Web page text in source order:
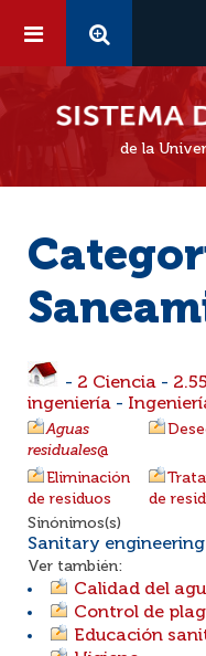
de la
- 2 Ciencia -
ingeniería -
Aguas
residuales@
Eliminación
de residuos
de
Sinónimos(s)
Sanitary
Ver también:
Calidad del
Control de
Educación